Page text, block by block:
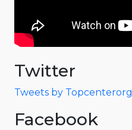
Twitter
Tweets by Topcenterorg
Facebook